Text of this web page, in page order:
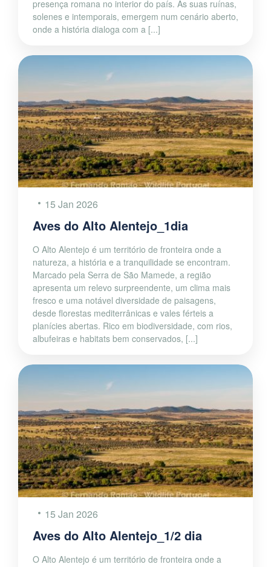
presença romana no interior do país. As suas ruínas,
solenes e intemporais, emergem num cenário aberto,
onde a história dialoga com a [...]
15 Jan 2026
Aves do Alto Alentejo_1dia
O Alto Alentejo é um território de fronteira onde a
natureza, a história e a tranquilidade se encontram.
Marcado pela Serra de São Mamede, a região
apresenta um relevo surpreendente, um clima mais
fresco e uma notável diversidade de paisagens,
desde florestas mediterrânicas e vales férteis a
planícies abertas. Rico em biodiversidade, com rios,
albufeiras e habitats bem conservados, [...]
15 Jan 2026
Aves do Alto Alentejo_1/2 dia
O Alto Alentejo é um território de fronteira onde a